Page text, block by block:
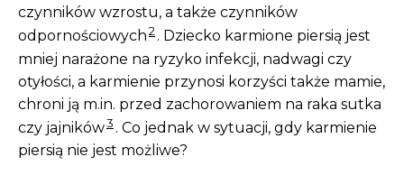
czynników wzrostu, a także czynników
odpornościowych2. Dziecko karmione piersią jest
mniej narażone na ryzyko infekcji, nadwagi czy
otyłości, a karmienie przynosi korzyści także mamie,
chroni ją m.in. przed zachorowaniem na raka sutka
czy jajników3 . Co jednak w sytuacji, gdy karmienie
piersią nie jest możliwe?